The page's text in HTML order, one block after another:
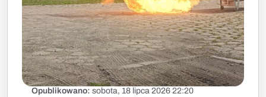
Opublikowano: sobota, 18 lipca 2026 22:20